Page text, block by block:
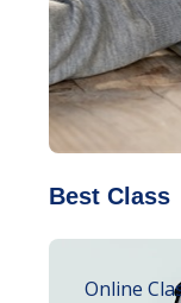
Best Class
Online